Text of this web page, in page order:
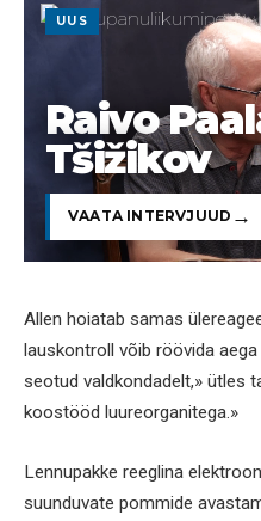
UUS
Raivo
Tšižikov
VAATA INTERVJUUD
Allen hoiatab samas
lauskontroll võib röövida
seotud valdkondadelt,» ütles
koostööd luureorganitega.»
Lennupakke reeglina
suunduvate pommide